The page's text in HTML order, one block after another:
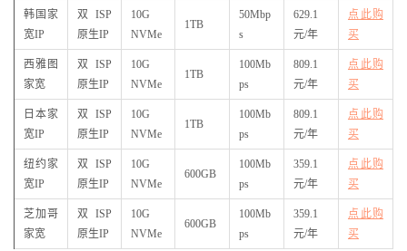
韩国家
宽IP
双ISP
原生IP
10G
NVMe
1TB
50Mbp
s
629.1
元/年
点此购
买
西雅图
家宽
双ISP
原生IP
10G
NVMe
1TB
100Mb
ps
809.1
元/年
点此购
买
日本家
宽IP
双ISP
原生IP
10G
NVMe
1TB
100Mb
ps
809.1
元/年
点此购
买
纽约家
宽IP
双ISP
原生IP
10G
NVMe
600GB
100Mb
ps
359.1
元/年
点此购
买
芝加哥
家宽
双ISP
原生IP
10G
NVMe
600GB
100Mb
ps
359.1
元/年
点此购
买